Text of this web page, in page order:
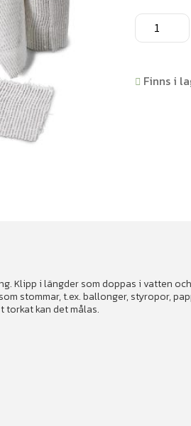
Gipsbindor
5
x Finns i
Klipp i längder som doppas i vatten
stommar, t.ex. ballonger, styropor,
torkat kan det målas.